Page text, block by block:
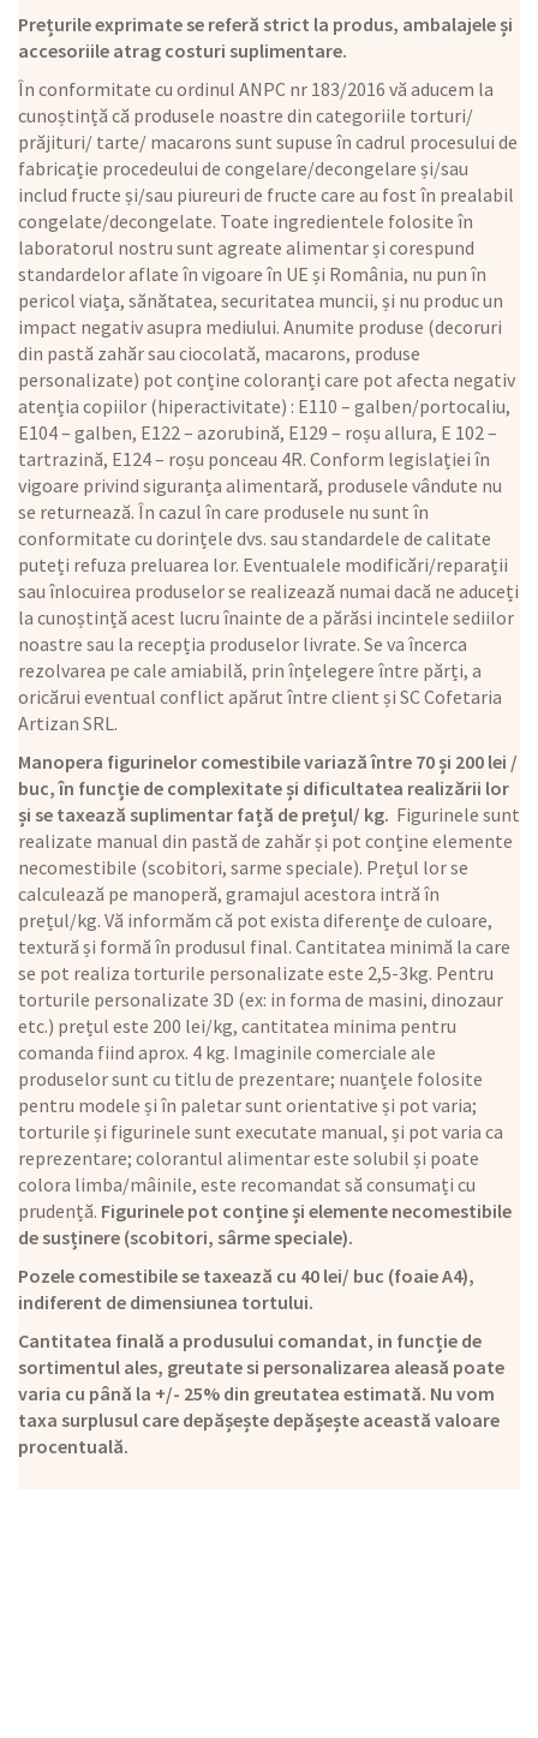
Prețurile exprimate se referă strict la produs, ambalajele și
accesoriile atrag costuri suplimentare.
În conformitate cu ordinul ANPC nr 183/2016 vă aducem la
cunoștință că produsele noastre din categoriile torturi/
prăjituri/ tarte/ macarons sunt supuse în cadrul procesului de
fabricație procedeului de congelare/decongelare și/sau
includ fructe și/sau piureuri de fructe care au fost în prealabil
congelate/decongelate. Toate ingredientele folosite în
laboratorul nostru sunt agreate alimentar și corespund
standardelor aflate în vigoare în UE și România, nu pun în
pericol viața, sănătatea, securitatea muncii, și nu produc un
impact negativ asupra mediului. Anumite produse (decoruri
din pastă zahăr sau ciocolată, macarons, produse
personalizate) pot conține coloranți care pot afecta negativ
atenția copiilor (hiperactivitate) : E110 – galben/portocaliu,
E104 – galben, E122 – azorubină, E129 – roșu allura, E 102 –
tartrazină, E124 – roșu ponceau 4R. Conform legislației în
vigoare privind siguranța alimentară, produsele vândute nu
se returnează. În cazul în care produsele nu sunt în
conformitate cu dorințele dvs. sau standardele de calitate
puteți refuza preluarea lor. Eventualele modificări/reparații
sau înlocuirea produselor se realizează numai dacă ne aduceți
la cunoștință acest lucru înainte de a părăsi incintele sediilor
noastre sau la recepția produselor livrate. Se va încerca
rezolvarea pe cale amiabilă, prin înțelegere între părți, a
oricărui eventual conflict apărut între client și SC Cofetaria
Artizan SRL.
Manopera figurinelor comestibile variază între 70 și 200 lei /
buc, în funcție de complexitate și dificultatea realizării lor
și se taxează suplimentar față de prețul/ kg. Figurinele sunt
realizate manual din pastă de zahăr și pot conține elemente
necomestibile (scobitori, sarme speciale). Prețul lor se
calculează pe manoperă, gramajul acestora intră în
prețul/kg. Vă informăm că pot exista diferențe de culoare,
textură și formă în produsul final. Cantitatea minimă la care
se pot realiza torturile personalizate este 2,5-3kg. Pentru
torturile personalizate 3D (ex: in forma de masini, dinozaur
etc.) prețul este 200 lei/kg, cantitatea minima pentru
comanda fiind aprox. 4 kg. Imaginile comerciale ale
produselor sunt cu titlu de prezentare; nuanțele folosite
pentru modele și în paletar sunt orientative și pot varia;
torturile și figurinele sunt executate manual, și pot varia ca
reprezentare; colorantul alimentar este solubil și poate
colora limba/mâinile, este recomandat să consumați cu
prudență. Figurinele pot conține și elemente necomestibile
de susținere (scobitori, sârme speciale).
Pozele comestibile se taxează cu 40 lei/ buc (foaie A4),
indiferent de dimensiunea tortului.
Cantitatea finală a produsului comandat, in funcție de
sortimentul ales, greutate si personalizarea aleasă poate
varia cu până la +/- 25% din greutatea estimată. Nu vom
taxa surplusul care depășește depășește această valoare
procentuală.